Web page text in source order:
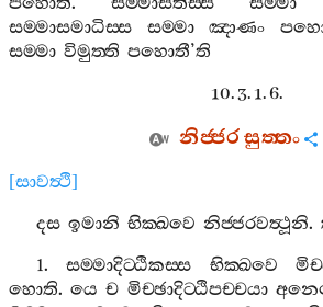
සම‍්මාසමාධිස‍්ස
සම‍්මා ඤාණං
සම‍්මා විමුත‍්ති පහොතී’ති
10. 3. 1. 6.
නිජ‍්ජරසුත‍්තං
[සාවත්‍ථි]
දස ඉමානි භික‍්ඛවෙ නිජ‍්ජරවත්‍ථූනි.
1.සම‍්මාදිට‍්ඨිකස‍්ස භික‍්ඛවෙ
හොති.යෙ ච මිච‍්ඡාදිට‍්ඨිපච‍්චයා